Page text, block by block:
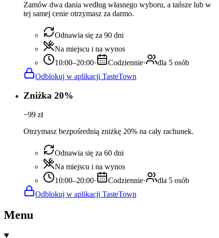
Zamów dwa dania według własnego wyboru, a tańsze lub w
tej samej cenie otrzymasz za darmo.
Odnawia się za 90 dni
Na miejscu i na wynos
10:00–20:00· Codziennie·
dla 5 osób
Odblokuj w aplikacji TasteTown
Zniżka 20%
−99 zł
Otrzymasz bezpośrednią zniżkę 20% na cały rachunek.
Odnawia się za 60 dni
Na miejscu i na wynos
10:00–20:00· Codziennie·
dla 5 osób
Odblokuj w aplikacji TasteTown
Menu